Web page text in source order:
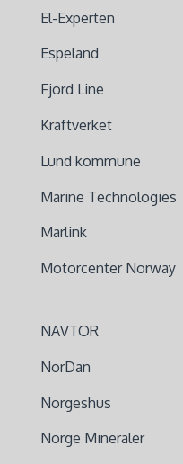
El-Experten
Espeland
Fjord Line
Kraftverket
Lund kommune
Marine Technologies
Marlink
Motorcenter Norway
NAVTOR
NorDan
Norgeshus
Norge Mineraler